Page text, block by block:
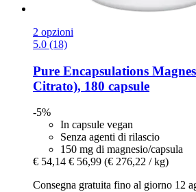
2 opzioni
5.0 (18)
Pure Encapsulations
Citrato), 180 capsule
-5%
In capsule vegan
Senza agenti di rilascio
150 mg di magnesio/capsula
€ 54,14 € 56,99 (€ 276,22 / kg)
Consegna gratuita fino al giorno 12